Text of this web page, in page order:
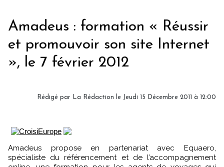
Amadeus : formation « Réussir
et promouvoir son site Internet
», le 7 février 2012
Rédigé par La Rédaction le Jeudi 15 Décembre 2011 à 12:00
Amadeus propose en partenariat avec Equaero,
spécialiste du référencement et de l’accompagnement